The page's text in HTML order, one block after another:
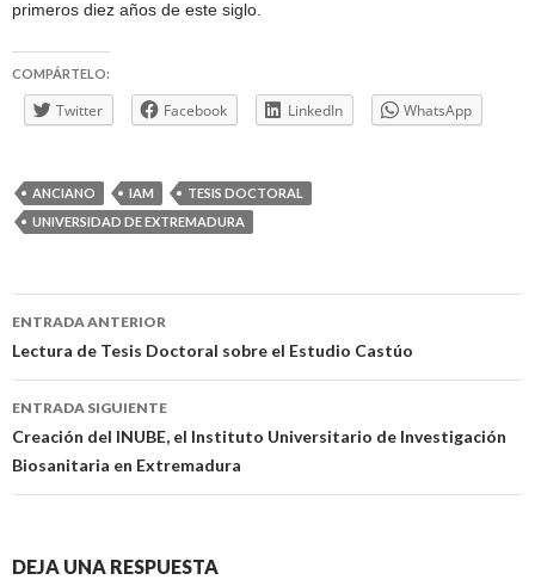
primeros diez años de este siglo.
COMPÁRTELO:
Twitter Facebook LinkedIn WhatsApp
ANCIANO IAM
TESIS DOCTORAL
UNIVERSIDAD DE EXTREMADURA
Navegación
de
entradas
ENTRADA ANTERIOR
Lectura de Tesis Doctoral sobre el Estudio Castúo
ENTRADA SIGUIENTE
Creación del INUBE, el Instituto Universitario de Investigación
Biosanitaria en Extremadura
DEJA UNA RESPUESTA